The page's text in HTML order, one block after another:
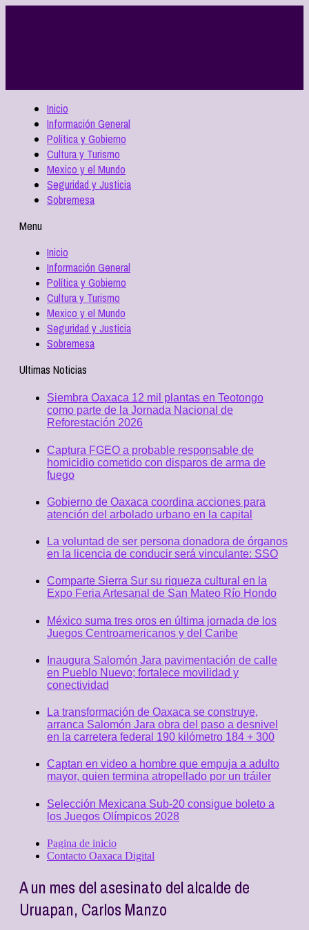
Inicio
Información General
Política y Gobierno
Cultura y Turismo
Mexico y el Mundo
Seguridad y Justicia
Sobremesa
Menu
Inicio
Información General
Política y Gobierno
Cultura y Turismo
Mexico y el Mundo
Seguridad y Justicia
Sobremesa
Ultimas Noticias
Siembra Oaxaca 12 mil plantas en Teotongo
como parte de la Jornada Nacional de
Reforestación 2026
Captura FGEO a probable responsable de
homicidio cometido con disparos de arma de
fuego
Gobierno de Oaxaca coordina acciones para
atención del arbolado urbano en la capital
La voluntad de ser persona donadora de órganos
en la licencia de conducir será vinculante: SSO
Comparte Sierra Sur su riqueza cultural en la
Expo Feria Artesanal de San Mateo Río Hondo
México suma tres oros en última jornada de los
Juegos Centroamericanos y del Caribe
Inaugura Salomón Jara pavimentación de calle
en Pueblo Nuevo; fortalece movilidad y
conectividad
La transformación de Oaxaca se construye,
arranca Salomón Jara obra del paso a desnivel
en la carretera federal 190 kilómetro 184 + 300
Captan en video a hombre que empuja a adulto
mayor, quien termina atropellado por un tráiler
Selección Mexicana Sub-20 consigue boleto a
los Juegos Olímpicos 2028
Pagina de inicio
Contacto Oaxaca Digital
A un mes del asesinato del alcalde de
Uruapan, Carlos Manzo